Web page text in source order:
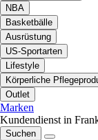
NBA
Basketbälle
Ausrüstung
US-Sportarten
Lifestyle
Körperliche
Outlet
Marken
Kundendienst in
Suchen